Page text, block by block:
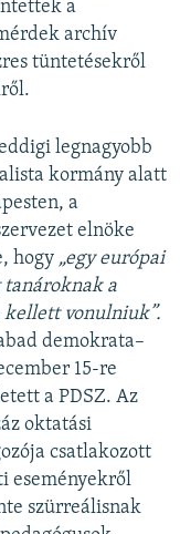
a
archív
tüntetésekről
legnagyobb
kormány alatt
a
elnöke
hogy „egy európai
tanároknak a
vonulniuk”.
demokrata–
15-re
a PDSZ. Az
oktatási
csatlakozott
eseményekről
szürreálisnak